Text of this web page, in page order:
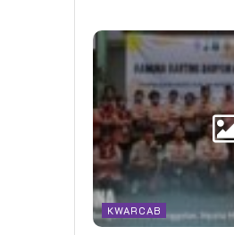
KWARCAB